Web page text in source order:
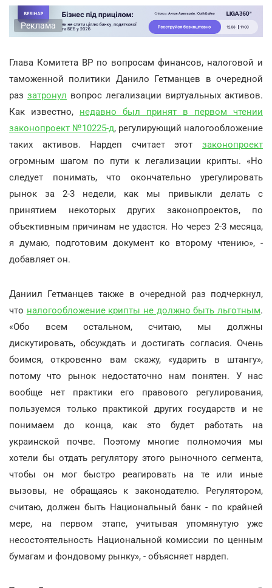
Реклама
Глава Комитета ВР по вопросам финансов, налоговой и
таможенной политики Данило Гетманцев в очередной
раз затронул вопрос легализации виртуальных активов.
Как известно, недавно был принят в первом чтении
законопроект №10225-д, регулирующий налогообложение
таких активов. Нардеп считает этот законопроект
огромным шагом по пути к легализации крипты. «Но
следует понимать, что окончательно урегулировать
рынок за 2-3 недели, как мы привыкли делать с
принятием некоторых других законопроектов, по
объективным причинам не удастся. Но через 2-3 месяца,
я думаю, подготовим документ ко второму чтению», -
добавляет он.
Даниил Гетманцев также в очередной раз подчеркнул,
что налогообложение крипты не должно быть льготным.
«Обо всем остальном, считаю, мы должны
дискутировать, обсуждать и достигать согласия. Очень
боимся, откровенно вам скажу, «ударить в штангу»,
потому что рынок недостаточно нам понятен. У нас
вообще нет практики его правового регулирования,
пользуемся только практикой других государств и не
понимаем до конца, как это будет работать на
украинской почве. Поэтому многие полномочия мы
хотели бы отдать регулятору этого рыночного сегмента,
чтобы он мог быстро реагировать на те или иные
вызовы, не обращаясь к законодателю. Регулятором,
считаю, должен быть Национальный банк - по крайней
мере, на первом этапе, учитывая упомянутую уже
несостоятельность Национальной комиссии по ценным
бумагам и фондовому рынку», - объясняет нардеп.